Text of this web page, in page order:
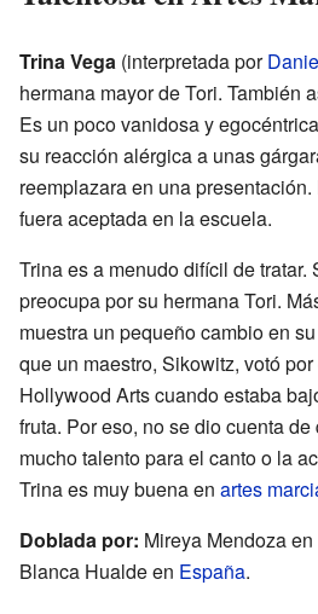
Trina Vega (interpretada por
hermana mayor de Tori. También
Es un poco vanidosa y
su reacción alérgica a unas
reemplazara en una
fuera aceptada en la escuela.
Trina es a menudo difícil de tratar.
preocupa por su hermana Tori.
muestra un pequeño cambio en
que un maestro, Sikowitz, votó
Hollywood Arts cuando estaba
fruta. Por eso, no se dio cuenta
mucho talento para el canto o la
Trina es muy buena en artes
Doblada por: Mireya Mendoza
Blanca Hualde en España.